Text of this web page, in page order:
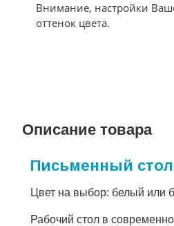
Внимание, настройки
оттенок цвета.
Описание товара
Письменный стол
Цвет на выбор: белый или
Рабочий стол в